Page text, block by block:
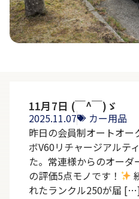
11月7日 (￣^￣)ゞ
2025.11.07
カー用品
昨日の会員制オートオ
ボV60リチャージアルテ
た。常連様からのオーダ
の評価5点モノです！
れたランクル250が届